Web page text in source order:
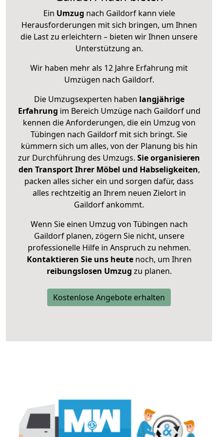
Ein Umzug nach Gaildorf kann viele
Herausforderungen mit sich bringen, um Ihnen
die Last zu erleichtern – bieten wir Ihnen unsere
Unterstützung an.
Wir haben mehr als 12 Jahre Erfahrung mit
Umzügen nach Gaildorf.
Die Umzugsexperten haben langjährige
Erfahrung im Bereich Umzüge nach Gaildorf und
kennen die Anforderungen, die ein Umzug von
Tübingen nach Gaildorf mit sich bringt. Sie
kümmern sich um alles, von der Planung bis hin
zur Durchführung des Umzugs. Sie organisieren
den Transport Ihrer Möbel und Habseligkeiten,
packen alles sicher ein und sorgen dafür, dass
alles rechtzeitig an Ihrem neuen Zielort in
Gaildorf ankommt.
Wenn Sie einen Umzug von Tübingen nach
Gaildorf planen, zögern Sie nicht, unsere
professionelle Hilfe in Anspruch zu nehmen.
Kontaktieren Sie uns heutenoch, um Ihren
reibungslosen Umzug zu planen.
Kostenlose Angebote erhalten